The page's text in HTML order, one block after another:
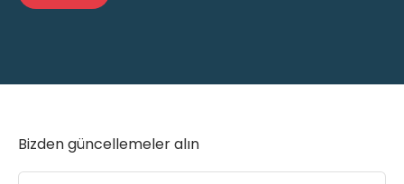
Bizden güncellemeler alın